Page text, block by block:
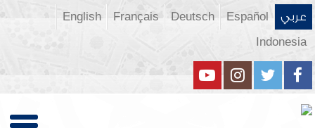
عربي Español
Deutsch
Français
English
Indonesia